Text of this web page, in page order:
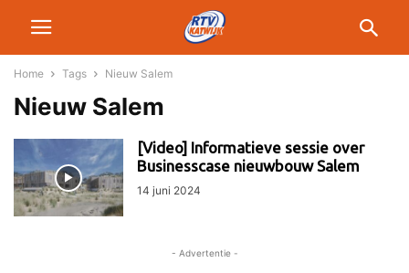
Home Tags Nieuw Salem
Nieuw Salem
[Video] Informatieve sessie over
Businesscase nieuwbouw Salem
14 juni 2024
- Advertentie -